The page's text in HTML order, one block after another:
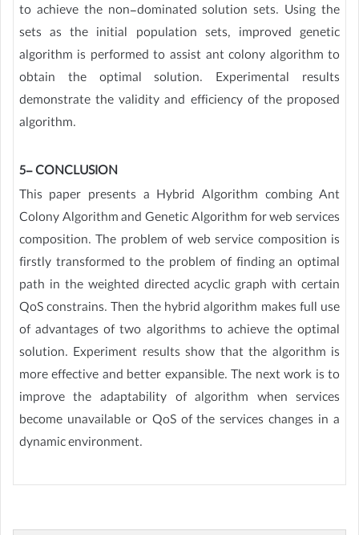
to achieve the non-dominated solution sets. Using the
sets as the initial population sets, improved genetic
algorithm is performed to assist ant colony algorithm to
obtain the optimal solution. Experimental results
demonstrate the validity and efficiency of the proposed
algorithm.
5- CONCLUSION
This paper presents a Hybrid Algorithm combing Ant
Colony Algorithm and Genetic Algorithm for web services
composition. The problem of web service composition is
firstly transformed to the problem of finding an optimal
path in the weighted directed acyclic graph with certain
QoS constrains. Then the hybrid algorithm makes full use
of advantages of two algorithms to achieve the optimal
solution. Experiment results show that the algorithm is
more effective and better expansible. The next work is to
improve the adaptability of algorithm when services
become unavailable or QoS of the services changes in a
dynamic environment.